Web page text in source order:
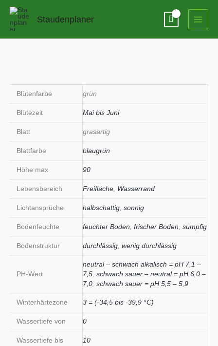
Zum
springen
Staudenplaner
Blütenfarbe grün
Blütezeit Mai bis Juni
Blatt grasartig
Blattfarbe blaugrün
Höhe max 90
Lebensbereich Freifläche Wasserrand
Lichtansprüche halbschattig sonnig
Bodenfeuchte feuchter Boden frischer Boden sumpfig
Bodenstruktur durchlässig wenig durchlässig
PH-Wert
neutral – schwach alkalisch = pH 7,1 –
7,5 schwach sauer – neutral = pH 6,0 –
7,0 schwach sauer = pH 5,5 – 5,9
Winterhärtezone 3 = (-34,5 bis -39,9 °C)
Wassertiefe von 0
Wassertiefe bis 10